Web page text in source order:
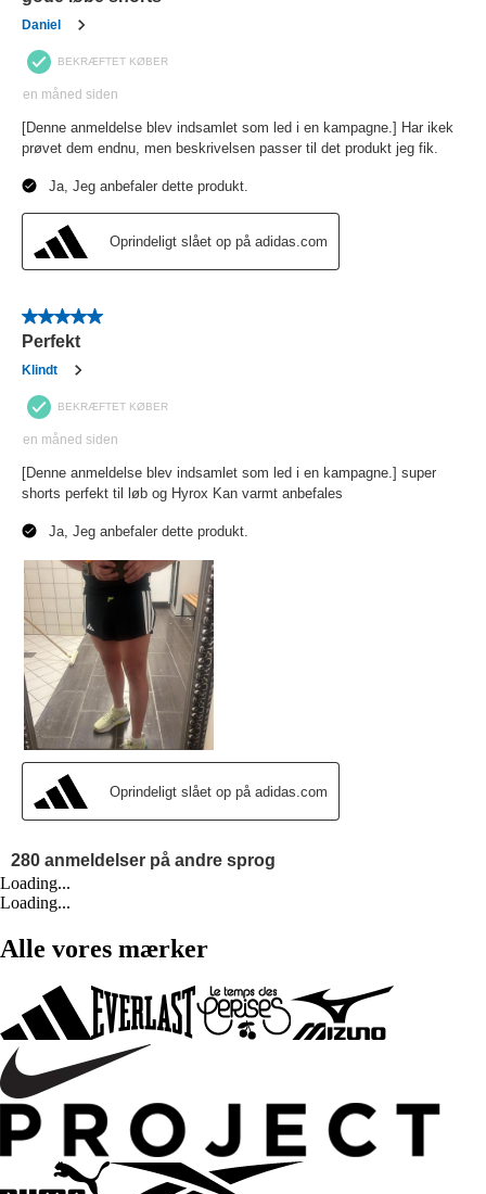
Loading...
Loading...
Alle vores mærker